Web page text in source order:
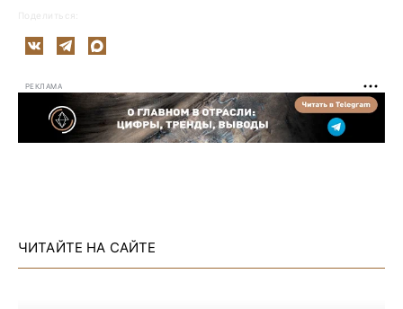
Поделиться:
РЕКЛАМА
ЧИТАЙТЕ НА САЙТЕ